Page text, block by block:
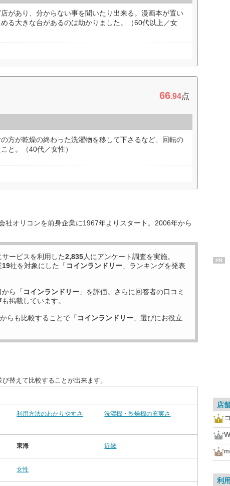
があり、分からない事を聞いたり出来る。漫画本が置い
る大きな台があるのは助かりました。（60代以上／女
66.94点
方が乾燥の終わった洗濯物を移して下さるなど、回転の
と。（40代／女性）
社オリコンを前身企業に1967年よりスタート。2006年から
ービスを利用した2,835人にアンケート調査を実施。
19社を対象にした「 コインランドリー 」ランキングを発表
ら「 コインランドリー 」を評価。さらに回答者の口コミ
掲載しています。
らも比較することで「 コインランドリー 」選びにお役立
替えて比較することが出来ます。
利用方法のわかりやすさ
洗濯機・乾燥機の充実さ
東海 近畿
女性
PR
店
利